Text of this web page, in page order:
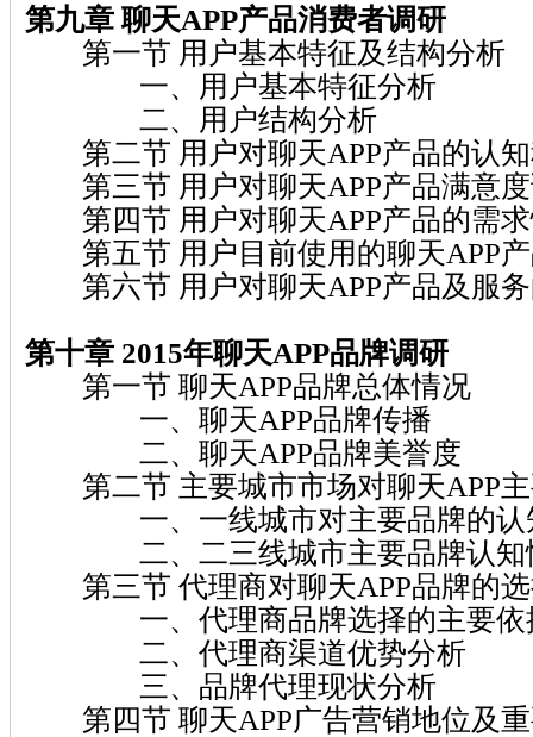
第九章 聊天APP产品消费者调研
第一节 用户基本特征及结构分析
一、用户基本特征分析
二、用户结构分析
第二节 用户对聊天APP产品的认
第三节 用户对聊天APP产品满意
第四节 用户对聊天APP产品的需
第五节 用户目前使用的聊天APP产
第六节 用户对聊天APP产品及服务
第十章 2015年聊天APP品牌调研
第一节 聊天APP品牌总体情况
一、聊天APP品牌传播
二、聊天APP品牌美誉度
第二节 主要城市市场对聊天APP主
一、一线城市对主要品牌的认
二、二三线城市主要品牌认知
第三节 代理商对聊天APP品牌的选
一、代理商品牌选择的主要依
二、代理商渠道优势分析
三、品牌代理现状分析
第四节 聊天APP广告营销地位及重